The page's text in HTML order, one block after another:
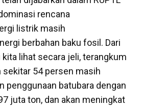
rencana
listrik masih
berbahan baku fosil. Dari
lihat secara jeli, terangkum
sekitar 54 persen masih
penggunaan batubara dengan
juta ton, dan akan meningkat